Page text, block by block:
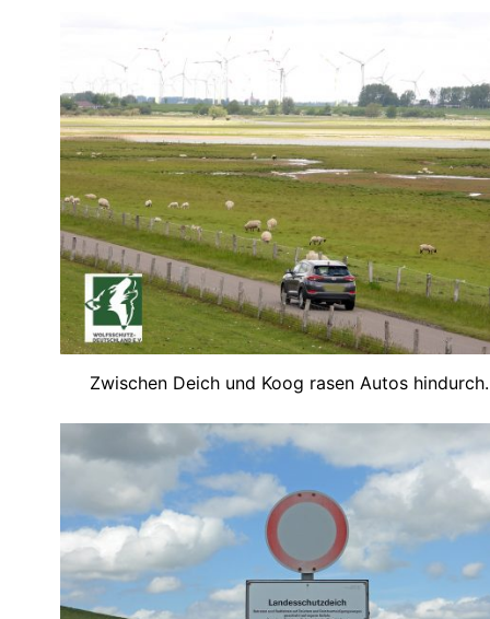
Zwischen Deich und Koog rasen Autos hindurch.